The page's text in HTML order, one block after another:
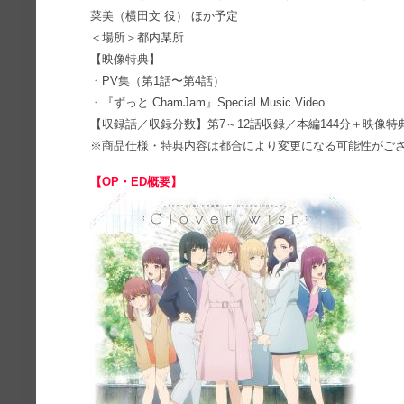
菜美（横田文 役） ほか予定
＜場所＞都内某所
【映像特典】
・PV集（第1話〜第4話）
・『ずっと ChamJam』Special Music Video
【収録話／収録分数】第7～12話収録／本編144分＋映像特
※商品仕様・特典内容は都合により変更になる可能性がござ
【OP・ED概要】